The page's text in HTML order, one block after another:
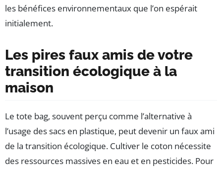
les bénéfices environnementaux que l’on espérait
initialement.
Les pires faux amis de votre
transition écologique à la
maison
Le tote bag, souvent perçu comme l’alternative à
l’usage des sacs en plastique, peut devenir un faux ami
de la transition écologique. Cultiver le coton nécessite
des ressources massives en eau et en pesticides. Pour